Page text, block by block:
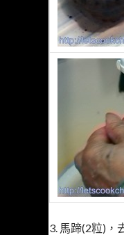
3. 馬蹄(2粒)，